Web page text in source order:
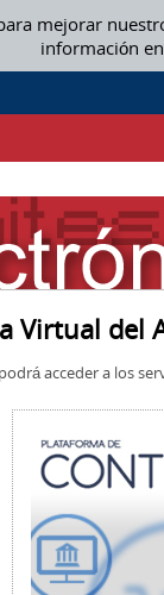
mejorar
información
Virtual del
acceder a los